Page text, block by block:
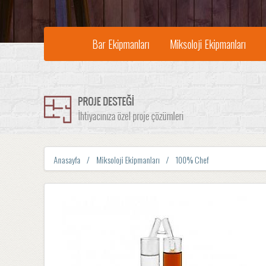
Bar Ekipmanları Miksoloji Ekipmanları
Anasayfa Miksoloji Ekipmanları 100% Chef